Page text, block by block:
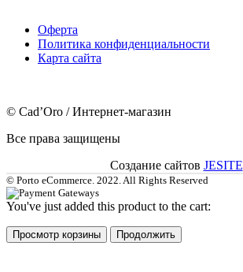
Оферта
Политика конфиденциальности
Карта сайта
© Cad’Oro / Интернет-магазин
Все права защищены
Создание сайтов JESITE
© Porto eCommerce. 2022. All Rights Reserved
You've just added this product to the cart:
Просмотр корзины Продолжить